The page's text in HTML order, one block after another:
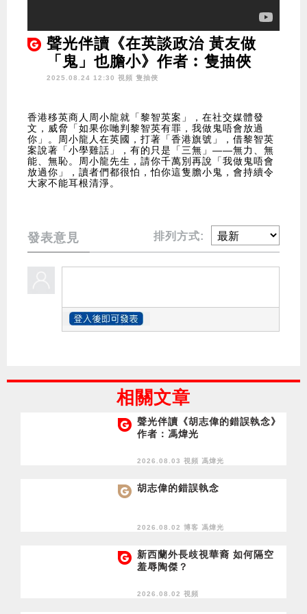
聲光伴讀《在英談政治 黃友做
「鬼」也膽小》作者︰隻抽俠
2025.08.24 12:30 視頻 隻抽俠
香港移英商人周小龍就「黎智英案」，在社交媒體發
文，威脅「如果你哋判黎智英有罪，我做鬼唔會放過
你」。周小龍人在英國，打著「香港旗號」，借黎智英
案說著「小學雞話」，有的只是「三無」——無力、無
能、無恥。周小龍先生，請你千萬別再說「我做鬼唔會
放過你」，讀者們都很怕，怕你這隻膽小鬼，會持續令
大家不能耳根清淨。
發表意見 排列方式:
相關文章
聲光伴讀《胡志偉的錯誤執念》
作者：馮煒光
2026.08.03 視頻 馮煒光
胡志偉的錯誤執念
2026.08.02 博客 馮煒光
新西蘭外長歧視華裔 如何隔空
羞辱陶傑？
2026.08.02 視頻